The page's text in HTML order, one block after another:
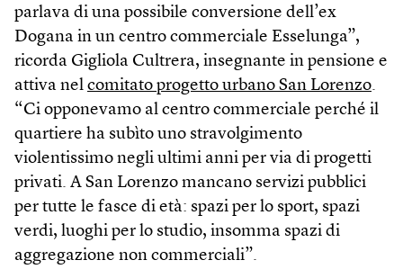
parlava di una possibile conversione dell’ex
Dogana in un centro commerciale Esselunga”,
ricorda Gigliola Cultrera, insegnante in pensione e
attiva nel comitato progetto urbano San Lorenzo.
“Ci opponevamo al centro commerciale perché il
quartiere ha subìto uno stravolgimento
violentissimo negli ultimi anni per via di progetti
privati. A San Lorenzo mancano servizi pubblici
per tutte le fasce di età: spazi per lo sport, spazi
verdi, luoghi per lo studio, insomma spazi di
aggregazione non commerciali”.